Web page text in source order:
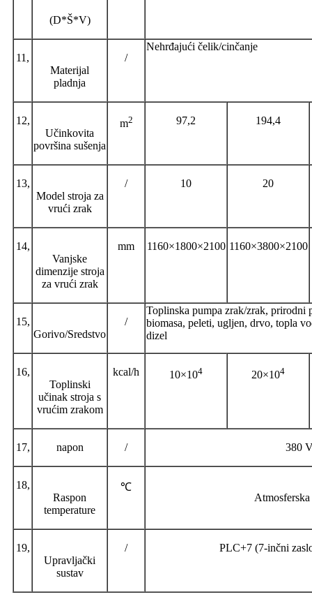
(D*Š*V)
11,
Materijal
pladnja
/
Nehrđajući čelik/cinčanje
12,
Učinkovita
površina sušenja
m2 97,2 194,4
13,
Model stroja za
vrući zrak
/ 10 20
14,
Vanjske
dimenzije stroja
za vrući zrak
mm 1160×1800×2100 1160×3800×2100
15,
Gorivo/Sredstvo
/
Toplinska pumpa zrak/zrak, prirodni
biomasa, peleti, ugljen, drvo, topla
dizel
16,
Toplinski
učinak stroja s
vrućim zrakom
kcal/h 10×104 20×104
17, napon / 380
18,
Raspon
temperature
℃
19,
Upravljački
sustav
/ PLC+7 (7-inčni